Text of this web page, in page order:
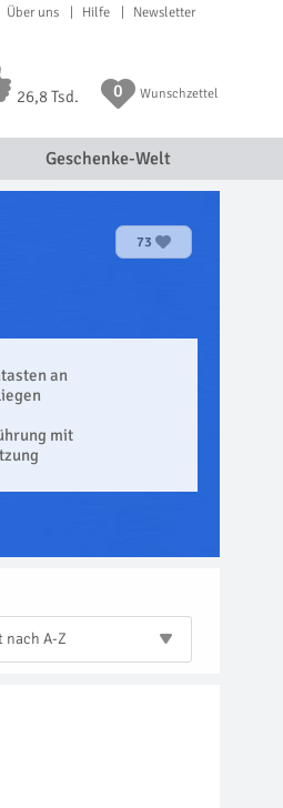
Über uns Hilfe Newsletter
26,8 Tsd. 0 Wunschzettel
Geschenke-Welt
73
an
mit
nach A-Z